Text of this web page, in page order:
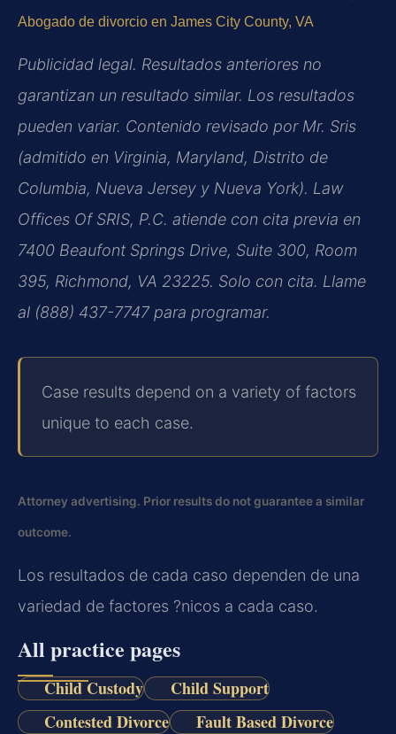
Abogado de divorcio en James City County, VA
Publicidad legal. Resultados anteriores no
garantizan un resultado similar. Los resultados
pueden variar. Contenido revisado por Mr. Sris
(admitido en Virginia, Maryland, Distrito de
Columbia, Nueva Jersey y Nueva York). Law
Offices Of SRIS, P.C. atiende con cita previa en
7400 Beaufont Springs Drive, Suite 300, Room
395, Richmond, VA 23225. Solo con cita. Llame
al (888) 437-7747 para programar.
Case results depend on a variety of factors
unique to each case.
Attorney advertising. Prior results do not guarantee a similar
outcome.
Los resultados de cada caso dependen de una
variedad de factores ?nicos a cada caso.
All practice pages
Child Custody
Child Support
Contested Divorce
Fault Based Divorce